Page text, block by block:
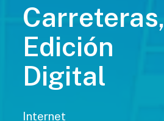
Carreteras,
Edición
Digital
Internet